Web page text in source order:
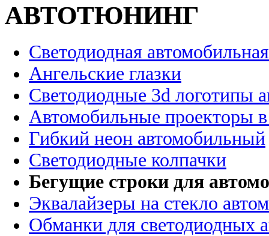
АВТОТЮНИНГ
Светодиодная
Ангельские глазки
Светодиодные 3d логотипы
Автомобильные проекторы
Гибкий неон автомобильный
Светодиодные колпачки
Бегущие строки для
Эквалайзеры на стекло
Обманки для светодиодных